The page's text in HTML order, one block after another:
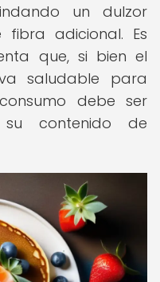
un dulzor
adicional. Es
que, si bien el
saludable para
debe ser
contenido de